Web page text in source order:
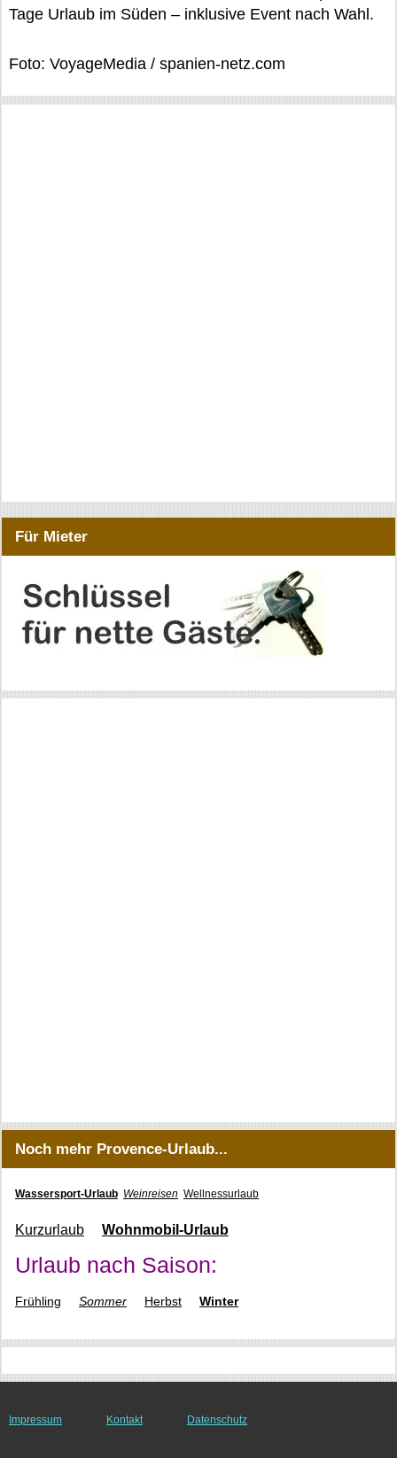
Tage Urlaub im Süden – inklusive Event nach Wahl.
Foto: VoyageMedia / spanien-netz.com
Für Mieter
Noch mehr Provence-Urlaub...
Wassersport-Urlaub Weinreisen Wellnessurlaub
Kurzurlaub Wohnmobil-Urlaub
Urlaub nach Saison:
Frühling Sommer Herbst Winter
Impressum Kontakt Datenschutz